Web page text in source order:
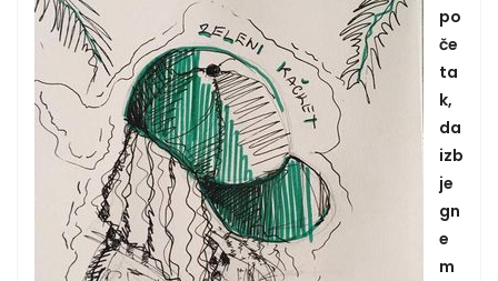
po
če
ta
k,
da
izb
je
gn
e
m